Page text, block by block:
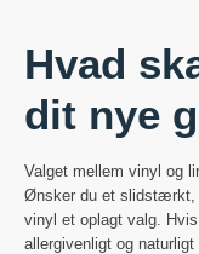
Hvad
dit nye
Valget mellem vinyl og
Ønsker du et slidstærkt,
vinyl et oplagt valg.
allergivenligt og